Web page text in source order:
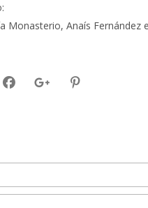
Monasterio, Anaís Fernández